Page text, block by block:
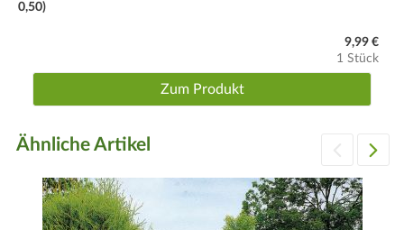
0,50)
9,99 €
1 Stück
Zum Produkt
Ähnliche Artikel